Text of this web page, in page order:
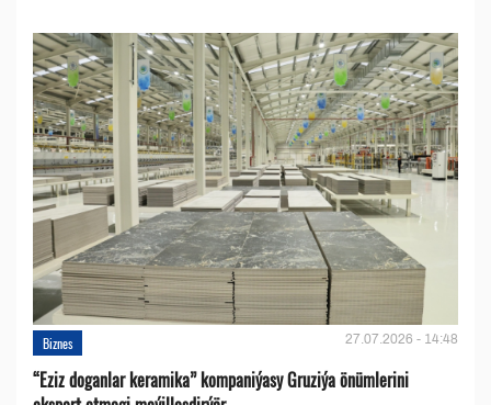
Biznes 27.07.2026 - 14:48
“Eziz doganlar keramika” kompaniýasy Gruziýa önümlerini